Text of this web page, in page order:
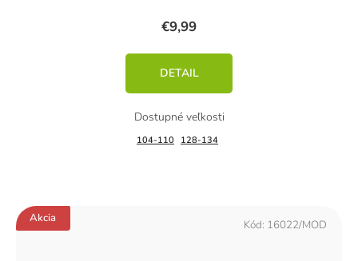
€9,99
DETAIL
104-110 128-134
Akcia Kód: 16022/MOD